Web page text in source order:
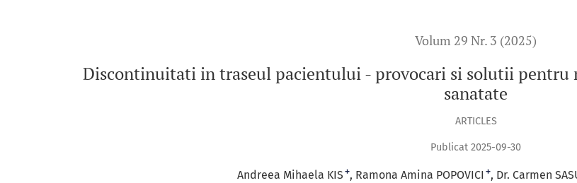
Volum 29 Nr. 3 (2025)
Discontinuitati in traseul pacientului - provocari si solutii pentru
sanatate
ARTICLES
Publicat 2025-09-30
Andreea Mihaela KIS + Ramona Amina POPOVICI + Dr. Carmen